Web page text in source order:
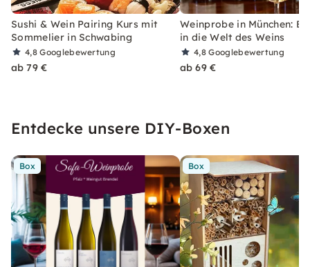
Sushi & Wein Pairing Kurs mit
Sommelier in Schwabing
4,8Googlebewertung
ab 79 €
Weinprobe in München:
in die Welt des Weins
4,8Googlebewertung
ab 69 €
Entdecke unsere DIY-Boxen
Box Box